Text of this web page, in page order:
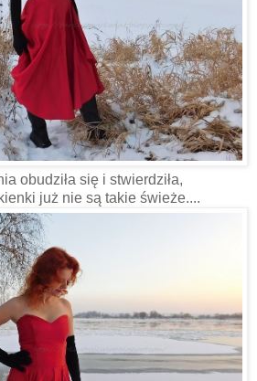
obudziła się i stwierdziła,
już nie są takie świeże....